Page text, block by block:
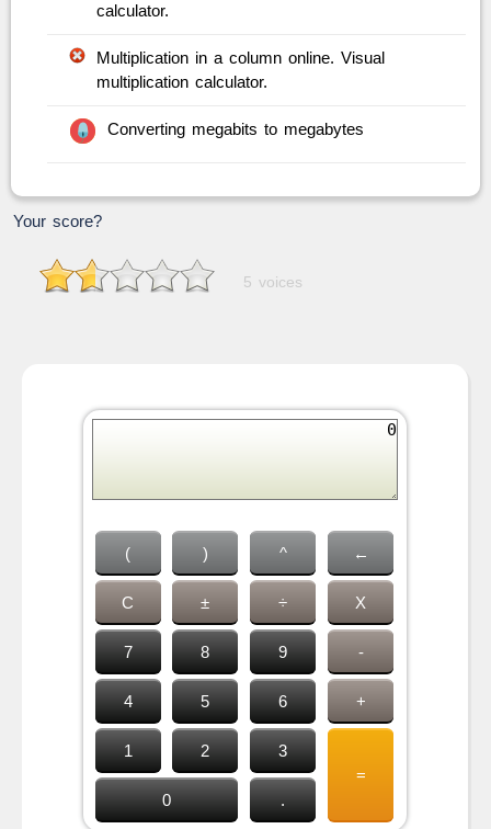
calculator.
Multiplication in a column online. Visual
multiplication calculator.
Converting megabits to megabytes
Your score?
5 voices
( ) ^ ←
C ± ÷ X
7 8 9 -
4 5 6 +
1 2
3
=
0
.